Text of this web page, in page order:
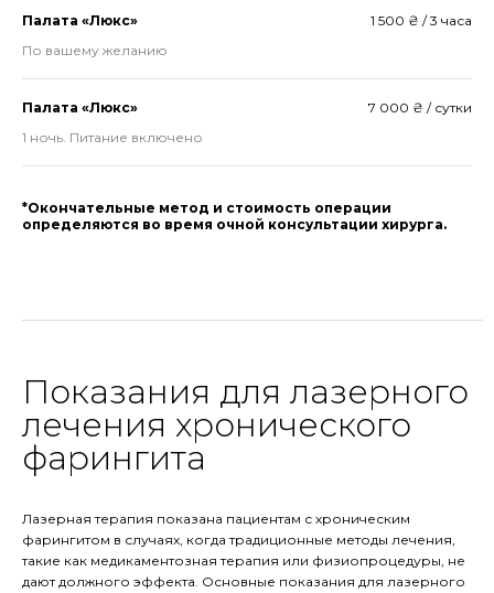
Палата «Люкс»
1 500 ₴ / 3 часа
По вашему желанию
Палата «Люкс»
7 000 ₴ / сутки
1 ночь. Питание включено
*Окончательные метод и стоимость операции
определяются во время очной консультации хирурга.
Показания для лазерного
лечения хронического
фарингита
Лазерная терапия показана пациентам с хроническим
фарингитом в случаях, когда традиционные методы лечения,
такие как медикаментозная терапия или физиопроцедуры, не
дают должного эффекта. Основные показания для лазерного